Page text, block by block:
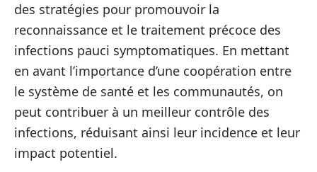
des stratégies pour promouvoir la
reconnaissance et le traitement précoce des
infections pauci symptomatiques. En mettant
en avant l’importance d’une coopération entre
le système de santé et les communautés, on
peut contribuer à un meilleur contrôle des
infections, réduisant ainsi leur incidence et leur
impact potentiel.